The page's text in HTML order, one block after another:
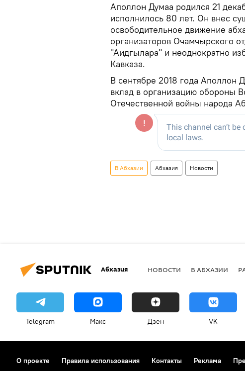
Аполлон Думаа родился 21
исполнилось 80 лет. Он внес
освободительное движение
организаторов Очамчырского
"Аидгылара" и неоднократно
Кавказа.
В сентябре 2018 года Аполлон
вклад в организацию обороны
Отечественной войны народа
В Абхазии Абхазия Новости
Абхазия НОВОСТИ В АБХАЗИИ
Telegram Макс Дзен VK
О проекте Правила использования Контакты Реклама